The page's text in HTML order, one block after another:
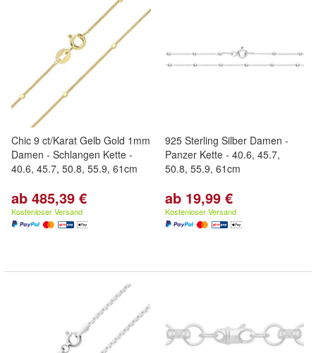
Chic 9 ct/Karat Gelb Gold 1mm
Damen - Schlangen Kette -
40.6, 45.7, 50.8, 55.9, 61cm
ab 485,39 €
Kostenloser Versand
925 Sterling Silber Damen -
Panzer Kette - 40.6, 45.7,
50.8, 55.9, 61cm
ab 19,99 €
Kostenloser Versand